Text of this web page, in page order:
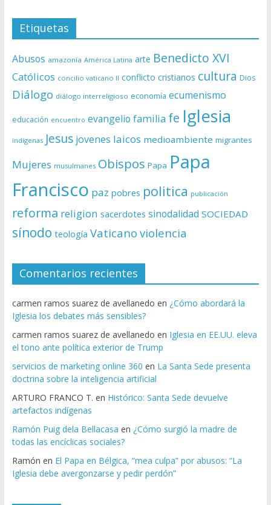
Etiquetas
Abusos amazonía América Latina arte Benedicto XVI
Católicos concilio vaticano II conflicto cristianos cultura Dios
Diálogo diálogo interreligioso economía ecumenismo
educación encuentro evangelio familia fe Iglesia
indígenas Jesus jovenes laicos medioambiente migrantes
Mujeres musulmanes Obispos Papa Papa
Francisco paz pobres politica publicación
reforma religion sacerdotes sinodalidad SOCIEDAD
sínodo teología Vaticano violencia
Comentarios recientes
carmen ramos suarez de avellanedo en ¿Cómo abordará la
Iglesia los debates más sensibles?
carmen ramos suarez de avellanedo en Iglesia en EE.UU. eleva
el tono ante política exterior de Trump
servicios de marketing online 360 en La Santa Sede presenta
doctrina sobre la inteligencia artificial
ARTURO FRANCO T. en Histórico: Santa Sede devuelve
artefactos indígenas
Ramón Puig dela Bellacasa en ¿Cómo surgió la madre de
todas las encíclicas sociales?
Ramón en El Papa en Bélgica, “mea culpa” por abusos: “La
Iglesia debe avergonzarse y pedir perdón”